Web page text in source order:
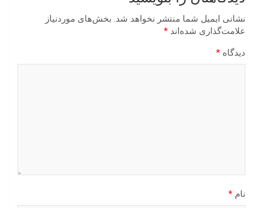
نشانی ایمیل شما منتشر نخواهد شد. بخش‌های موردنیاز
علامت‌گذاری شده‌اند *
دیدگاه *
نام *